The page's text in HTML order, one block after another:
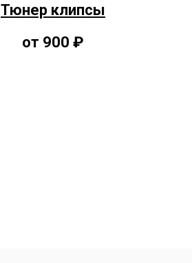
Тюнер клипсы
от 900 ₽